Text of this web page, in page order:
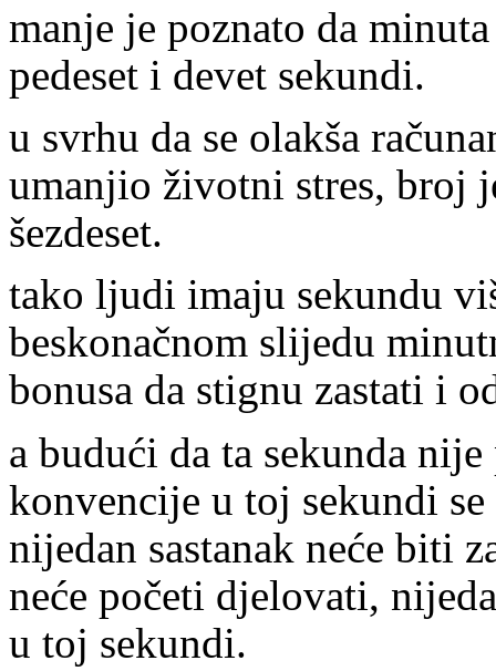
manje je poznato da
pedeset i devet sekundi.
u svrhu da se olakša
umanjio životni stres, broj
šezdeset.
tako ljudi imaju sekundu
beskonačnom slijedu
bonusa da stignu zastati i
a budući da ta sekunda
konvencije u toj sekundi
nijedan sastanak neće biti
neće početi djelovati,
u toj sekundi.